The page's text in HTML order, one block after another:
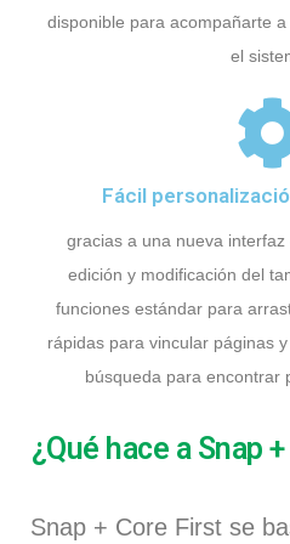
disponible para acompañarte
el
Fácil
gracias a una nueva
edición y modificación del
funciones estándar para
rápidas para vincular páginas
búsqueda para encontrar
¿Qué hace a Snap
Snap + Core First se